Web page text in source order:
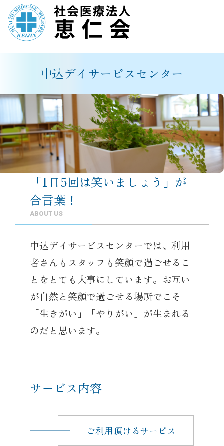
キ
プ
中込デイサービスセンター
「1日5回は笑いましょう」が
合言葉！
ABOUT US
中込デイサービスセンターでは、利用
者さんもスタッフも笑顔で過ごせるこ
とをとても大事にしています。お互い
が自然と笑顔で過ごせる場所でこそ
「生きがい」「やりがい」が生まれる
のだと思います。
サービス内容
ご利用頂けるサービス